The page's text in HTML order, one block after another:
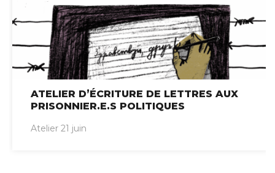
ATELIER D’ÉCRITURE DE LETTRES AUX
PRISONNIER.E.S POLITIQUES
Atelier 21 juin